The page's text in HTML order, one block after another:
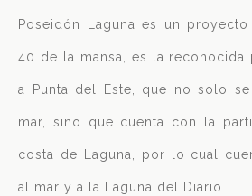
Poseidón Laguna es un
40 de la mansa, es la reconocida
a Punta del Este, que no solo se
mar, sino que cuenta con la
costa de Laguna, por lo cual
al mar y a la Laguna del Diario.